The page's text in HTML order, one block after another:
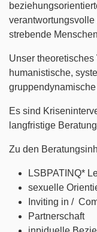
strebende
Unser
humanistische,
gruppendynamische
Es sind
langfristige
Zu den
LSBPATINQ*
sexuelle
Inviting in /
Partnerschaft